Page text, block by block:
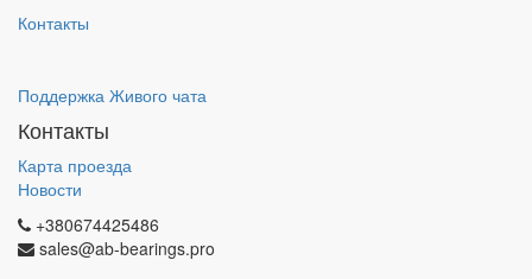
Контакты
Поддержка Живого чата
Контакты
Карта проезда
Новости
+380674425486
sales@ab-bearings.pro